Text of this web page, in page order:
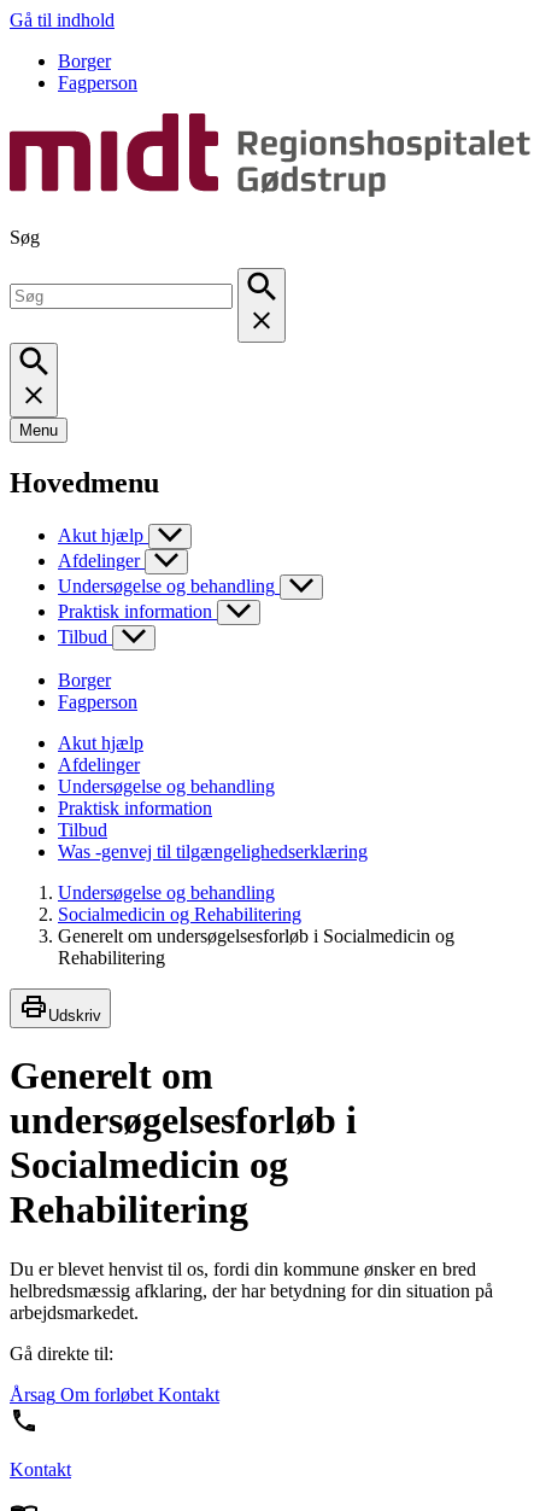
Gå til indhold
Borger
Fagperson
Søg
Menu
Hovedmenu
Akut hjælp
Afdelinger
Undersøgelse og behandling
Praktisk information
Tilbud
Borger
Fagperson
Akut hjælp
Afdelinger
Undersøgelse og behandling
Praktisk information
Tilbud
Was -genvej til tilgængelighedserklæring
Undersøgelse og behandling
Socialmedicin og Rehabilitering
Generelt om undersøgelsesforløb i Socialmedicin og
Rehabilitering
Udskriv
Generelt om
undersøgelsesforløb i
Socialmedicin og
Rehabilitering
Du er blevet henvist til os, fordi din kommune ønsker en bred
helbredsmæssig afklaring, der har betydning for din situation på
arbejdsmarkedet.
Gå direkte til:
Årsag Om forløbet Kontakt
Kontakt